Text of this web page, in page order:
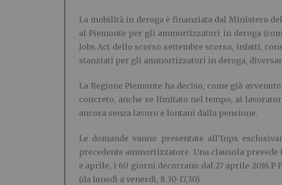
La mobilità in deroga è finanziata dal Ministero
al Piemonte per gli ammortizzatori in deroga
Jobs Act dello scorso settembre scorso, infatti,
stanziati per gli ammortizzatori in deroga,
La Regione Piemonte ha deciso, come già
concreto, anche se limitato nel tempo, ai
ancora senza lavoro e lontani dalla pensione.
Le domande vanno presentate all’Inps
precedente ammortizzatore. Una clausola
e aprile, i 60 giorni decorrano dal 27 aprile
(da lunedì a venerdì, 8.30-17,30).